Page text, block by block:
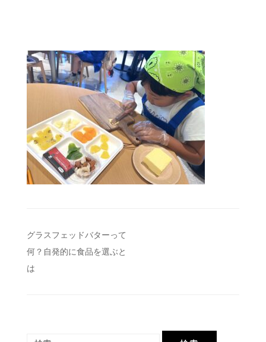
投
稿
ナ
グラスフェッドバターって
何？自発的に食品を選ぶと
は